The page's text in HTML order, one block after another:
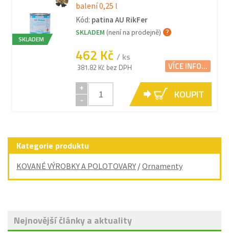
SKLADEM
balení 0,25 l
Kód: patina AU RikFer
SKLADEM (není na prodejně)
462 Kč / ks
381.82 Kč bez DPH VÍCE INFO...
+
-
KOUPIT
Kategorie produktu
KOVANÉ VÝROBKY A POLOTOVARY /Ornamenty
Nejnovější články a aktuality